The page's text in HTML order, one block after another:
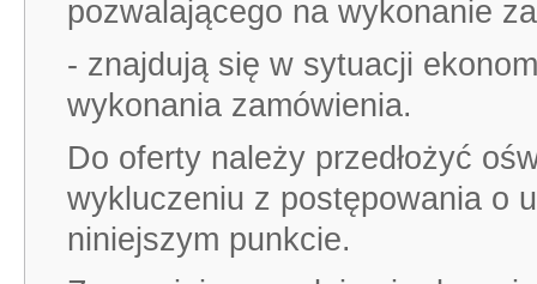
pozwalającego na wykonanie
- znajdują się w sytuacji
wykonania zamówienia.
Do oferty należy przedłożyć
wykluczeniu z postępowania o
niniejszym punkcie.